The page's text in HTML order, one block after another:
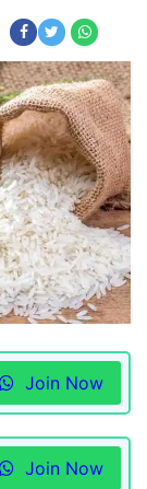
Join Now
Join Now